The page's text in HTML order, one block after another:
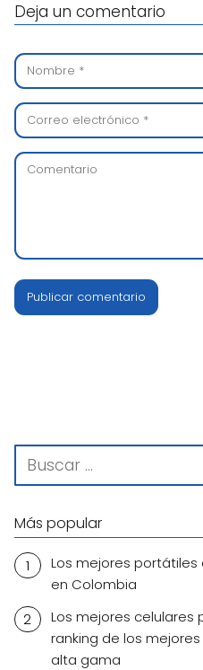
Deja un comentario
Más popular
Los mejores
en Colombia
Los mejores celulares
ranking de los
alta gama